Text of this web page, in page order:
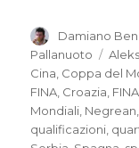
Autore
Damiano
Pallanuoto
Tag
Cina Coppa del
FINA Croazia
Mondiali Negrean
qualificazioni